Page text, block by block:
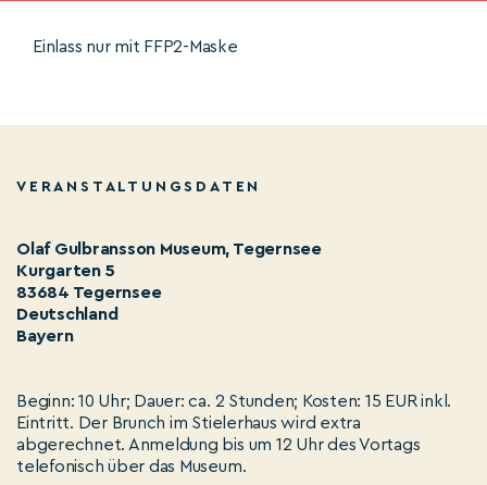
Einlass nur mit FFP2-Maske
VERANSTALTUNGSDATEN
Olaf Gulbransson Museum, Tegernsee
Kurgarten 5
83684 Tegernsee
Deutschland
Bayern
Beginn: 10 Uhr; Dauer: ca. 2 Stunden; Kosten: 15 EUR inkl.
Eintritt. Der Brunch im Stielerhaus wird extra
abgerechnet. Anmeldung bis um 12 Uhr des Vortags
telefonisch über das Museum.